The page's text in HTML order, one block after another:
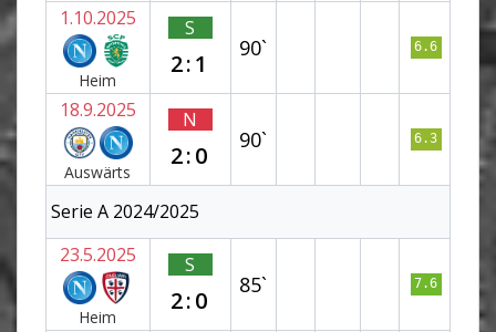
1.10.2025
Heim
S
2:1
90` 6.6
18.9.2025
Auswärts
N
2:0
90` 6.3
Serie A 2024/2025
23.5.2025
Heim
S
2:0
85` 7.6